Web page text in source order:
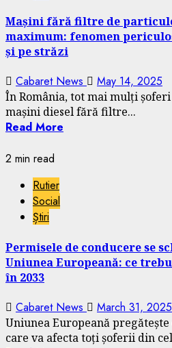
Mașini fără filtre de
maximum: fenomen
și pe străzi
Cabaret News May 14, 2025
În România, tot mai mulți
mașini diesel fără filtre...
Read More
2 min read
Rutier
Social
Știri
Permisele de conducere se
Uniunea Europeană: ce
în 2033
Cabaret News March 31, 2025
Uniunea Europeană
care va afecta toți șoferii din